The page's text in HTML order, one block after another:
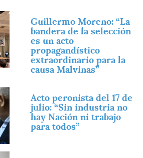
Guillermo Moreno: “La
bandera de la selección
es un acto
propagandístico
extraordinario para la
causa Malvinas”
Acto peronista del 17 de
julio: “Sin industria no
hay Nación ni trabajo
para todos”